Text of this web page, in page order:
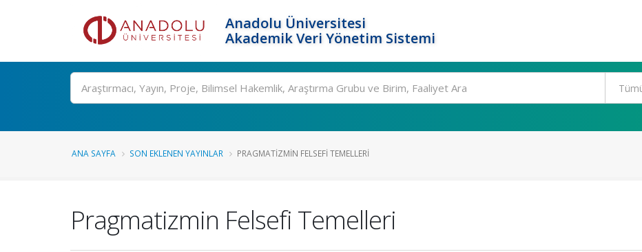
Anadolu Üniversitesi
Akademik Veri Yönetim Sistemi
Ara
ANA SAYFA SON EKLENEN YAYINLAR PRAGMATIZMIN FELSEFI TEMELLERI
Pragmatizmin Felsefi Temelleri